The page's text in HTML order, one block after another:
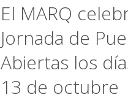
El MARQ
Jornada de
Abiertas los
13 de octubre